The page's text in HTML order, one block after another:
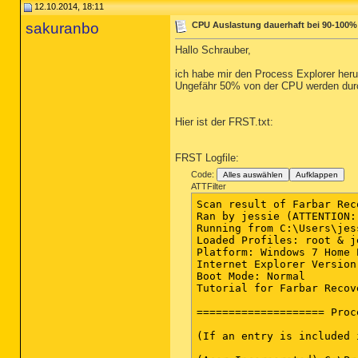
12.10.2014, 18:11
sakuranbo CPU Auslastung dauerhaft bei 90-100%
Hallo Schrauber,
ich habe mir den Process Explorer
Ungefähr 50% von der CPU werden
Hier ist der FRST.txt:
FRST Logfile:
Code: Alles auswählen Aufklappen
ATTFilter
Scan result of Farbar Recovery Scan Tool (FRST.txt) (x64) Version: 12-10-2014
Ran by jessie (ATTENTION: The logged in user is not administrator) on SONJESSIE on 12-10-2014 18:50:31
Running from C:\Users\jessie\Downloads
Loaded Profiles: root & jessie (Available profiles: root & jessie)
Platform: Windows 7 Home Premium Service Pack 1 (X64) OS Language: Deutsch (Deutschland)
Internet Explorer Version 11
Boot Mode: Normal
Tutorial for Farbar Recovery Scan Tool: hxxp://www.geekstogo.com/forum/topic/335081-frst-tutorial-how-to-use-farbar-recovery-scan-tool/

==================== Processes (Whitelisted) =================

(If an entry is included in the fixlist, the process will be closed. The file will not be moved.)

(Acer Incorporated) C:\Program Files\Acer\Acer ePower Management\ePowerTray.exe
(Synaptics Incorporated) C:\Program Files\Synaptics\SynTP\SynTPEnh.exe
() C:\Windows\PLFSetI.exe
(Intel Corporation) C:\Windows\System32\igfxtray.exe
(Intel Corporation) C:\Windows\System32\igfxsrvc.exe
(Acer Incorporated) C:\Program Files (x86)\Acer\Acer VCM\AcerVCM.exe
(Microsoft Corporation) C:\Program Files (x86)\Microsoft Office\Office12\ONENOTEM.EXE
(Intel Corporation) C:\Windows\System32\igfxext.exe
(AVAST Software) C:\Program Files\Alwil Software\Avast5\avastui.exe
(Apple Inc.) C:\Program Files (x86)\iTunes\iTunesHelper.exe
(Apple Inc.) C:\Program Files (x86)\Common Files\Apple\Apple Application Support\distnoted.exe
(Apple Inc.) C:\Program Files (x86)\Common Files\Apple\Mobile Device Support\SyncServer.exe
(Mozilla Corporation) C:\Program Files (x86)\Mozilla Firefox\firefox.exe
() C:\Program Files (x86)\WinRAR\WinRAR.exe
(Sysinternals - www.sysinternals.com) C:\Users\jessie\AppData\Local\Temp\Rar$EX01.067\procexp.exe
(Sysinternals - www.sysinternals.com) C:\Users\jessie\AppData\Local\Temp\procexp64.exe


==================== Registry (Whitelisted) ==================

(If an entry is included in the fixlist, the registry item will be restored to default or removed. The file will not be moved.)

HKLM\...\Run: [Acer ePower Management] => C:\Program Files\Acer\Acer ePower Management\ePowerTray.exe [823840 2009-09-30] (Acer Incorporated)
HKLM\...\Run: [SynTPEnh] => C:\Program Files\Synaptics\SynTP\SynTPEnh.exe [1808168 2009-06-18] (Synaptics Incorporated)
HKLM\...\Run: [PLFSetI] => C:\Windows\PLFSetI.exe [200704 2008-07-29] ()
HKLM\...\Run: [Apoint] => C:\Program Files\Apoint2K\Apoint.exe [295936 2009-04-14] (Alps Electric Co., Ltd.)
HKLM-x32\...\Run: [LManager] => C:\Program Files (x86)\Launch Manager\LManager.exe [825864 2009-09-24] (Dritek System Inc.)
HKLM-x32\...\Run: [AvastUI.exe] => C:\Program Files\Alwil Software\Avast5\AvastUI.exe [4085896 2014-10-03] (AVAST Software)
Winlogon\Notify\igfxcui: C:\Windows\system32\igfxdev.dll (Intel Corporation)
HKU\S-1-5-21-3107322292-1511788590-2447228521-1001\...\MountPoints2: {6a3c7fb7-2e29-11e1-b012-d922cdc94956} - E:\AutoRun.exe
HKU\S-1-5-21-3107322292-1511788590-2447228521-1001\...\MountPoints2: {80b8663a-2d66-11e1-9c1b-c4820bf1792e} - E:\AutoRun.exe
HKU\S-1-5-21-3107322292-1511788590-2447228521-1001\...\MountPoints2: {addaadb6-2dbd-11e1-b4f5-8d739a5cfe28} - E:\AutoRun.exe
HKU\S-1-5-21-3107322292-